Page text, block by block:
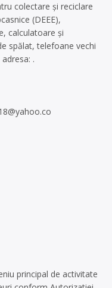
colectare și reciclare
(DEEE),
calculatoare și
spălat, telefoane vechi
.
principal de activitate